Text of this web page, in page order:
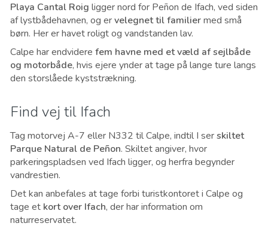
Playa Cantal Roig ligger nord for Peñon de Ifach, ved siden
af ​​lystbådehavnen, og ervelegnet til familiermed små
børn. Her er havet roligt og vandstanden lav.
Calpe har endvidere fem havne med et væld af sejlbåde
og motorbåde, hvis ejere ynder at tage på lange ture langs
den storslåede kyststrækning.
Find vej til Ifach
Tag motorvej A-7 eller N332 til Calpe, indtil I serskiltet
Parque Natural de Peñon. Skiltet angiver, hvor
parkeringspladsen ved Ifach ligger, og herfra begynder
vandrestien.
Det kan anbefales at tage forbi turistkontoret i Calpe og
tage et kort over Ifach, der har information om
naturreservatet.